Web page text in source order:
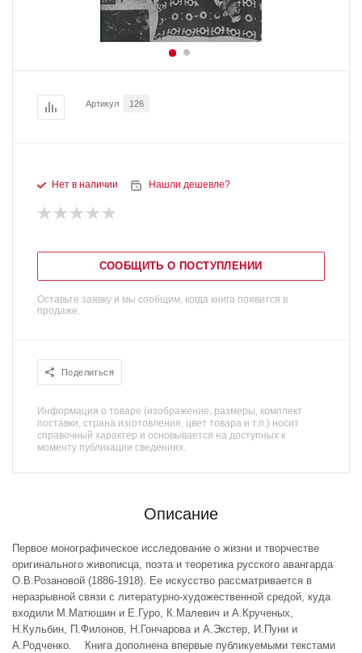
Артикул 126
Нет в наличии Нашли дешевле?
СООБЩИТЬ О ПОСТУПЛЕНИИ
Оставьте заявку и мы сообщим, когда книга появится в
продаже.
Поделиться
Информация о товаре (изображение, размеры, комплект
поставки, страна изготовления, цвет товара и т.п.) носит
справочный характер и основывается на доступных к
моменту публикации сведениях.
Описание
Первое монографическое исследование о жизни и творчестве
оригинального живописца, поэта и теоретика русского авангарда
О.В.Розановой (1886-1918). Ее искусство рассматривается в
неразрывной связи с литературно-художественной средой, куда
входили М.Матюшин и Е.Гуро, К.Малевич и А.Крученых,
Н.Кульбин, П.Филонов, Н.Гончарова и А.Экстер, И.Пуни и
А.Родченко. Книга дополнена впервые публикуемыми текстами